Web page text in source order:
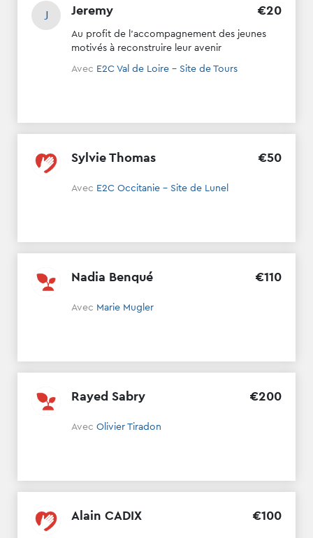
J Jeremy €20
Au profit de l'accompagnement des jeunes
motivés à reconstruire leur avenir
Avec E2C Val de Loire - Site de Tours
Sylvie Thomas €50
Avec E2C Occitanie - Site de Lunel
Nadia Benqué €110
Avec Marie Mugler
Rayed Sabry €200
Avec Olivier Tiradon
Alain CADIX €100